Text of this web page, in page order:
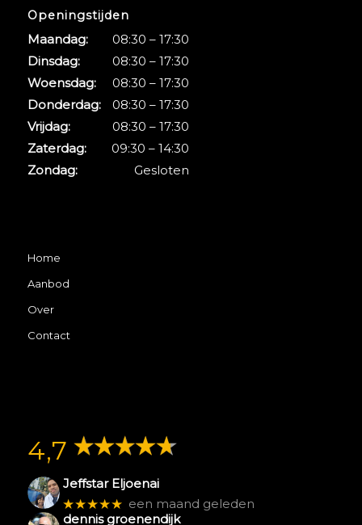
Openingstijden
Maandag:
08:30 – 17:30
Dinsdag:
08:30 – 17:30
Woensdag:
08:30 – 17:30
Donderdag:
08:30 – 17:30
Vrijdag:
08:30 – 17:30
Zaterdag:
09:30 – 14:30
Zondag:
Gesloten
Home
Aanbod
Over
Contact
4,7
Jeffstar Eljoenai
★★★★★ een maand geleden
dennis groenendijk